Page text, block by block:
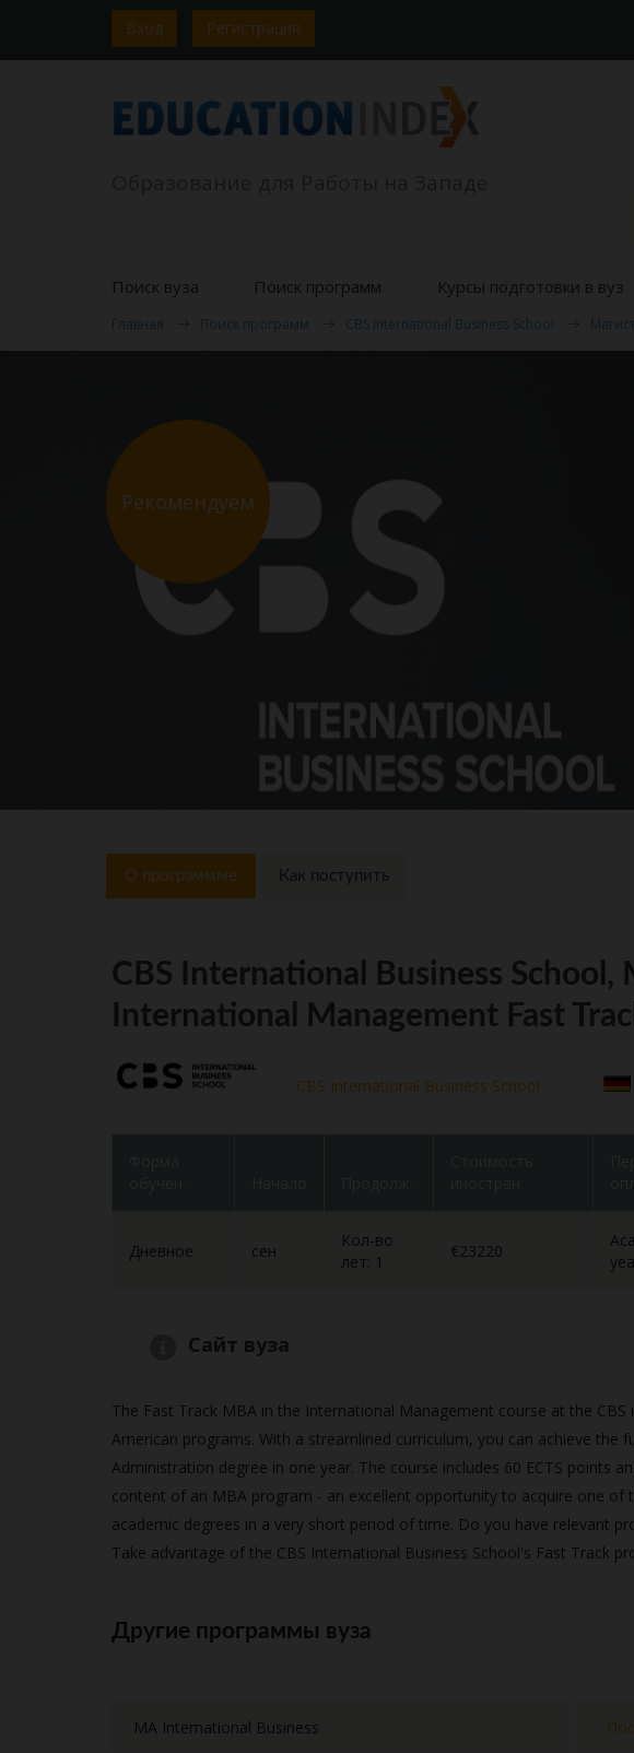
Вход Регистрация
Поиск вуза Поиск программ Курсы подготовки в вуз
Главная Поиск программ CBS International Business School
Рекомендуем
О программме Как поступить
CBS International Business School,
International Management Fast
CBS International Business School
Дневное сен
Кол-во
лет: 1
€23220
Сайт вуза
The Fast Track MBA in the International Management course at the CBS
American programs. With a streamlined curriculum, you can achieve the
Administration degree in one year. The course includes 60 ECTS points
content of an MBA program - an excellent opportunity to acquire one of
academic degrees in a very short period of time. Do you have relevant
Take advantage of the CBS International Business School's Fast Track
Другие программы вуза
MA International Business